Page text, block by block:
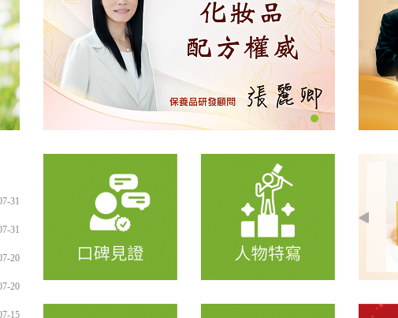
Bio-Lydia 毛孔淨化敷面泥 Bio-Lydia 龍蓇元素 Bio-Lydia 關智靈
31
31
20
20
15
Bio-Lydia 清焱元素